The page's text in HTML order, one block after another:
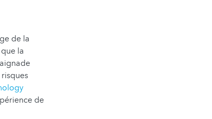
de la
la
de